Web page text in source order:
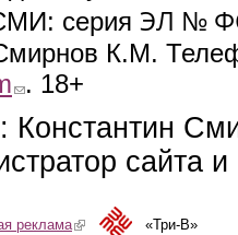
серия ЭЛ №
К.М.
(link sends e-mail)
. 18+
Константин
сайта
реклама(link is external)«Три-В»